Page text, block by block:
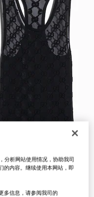
析网站使用情况，协助我司
的内容。继续使用本网站，即
多信息，请参阅我司的